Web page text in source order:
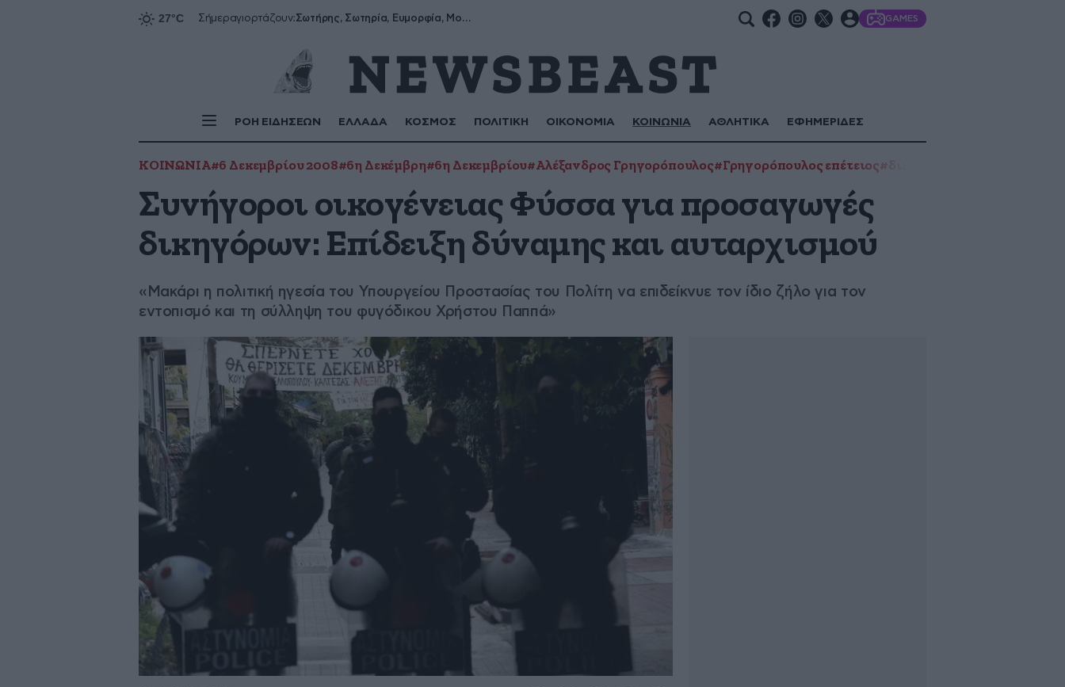
Σήμεραγιορτάζουν: Σωτήρης, Σωτηρία, Ευμορφία, Μορφούλα GAMES
ΡΟΗ ΕΙΔΗΣΕΩΝ ΕΛΛΑΔΑ ΚΟΣΜΟΣ ΠΟΛΙΤΙΚΗ ΟΙΚΟΝΟΜΙΑ ΚΟΙΝΩΝΙΑ ΑΘΛΗΤΙΚΑ ΕΦΗΜΕΡΙΔΕΣ
ΚΟΙΝΩΝΙΑ#6 Δεκεμβρίου 2008#6η Δεκέμβρη#6η Δεκεμβρίου#Αλέξανδρος Γρηγορόπουλος#Γρηγορόπουλος επέτειος#δικηγόροι
Συνήγοροι οικογένειας Φύσσα για προσαγωγές
δικηγόρων: Επίδειξη δύναμης και αυταρχισμού
«Μακάρι η πολιτική ηγεσία του Υπουργείου Προστασίας του Πολίτη να επιδείκνυε τον ίδιο ζήλο για τον
εντοπισμό και τη σύλληψη του φυγόδικου Χρήστου Παππά»